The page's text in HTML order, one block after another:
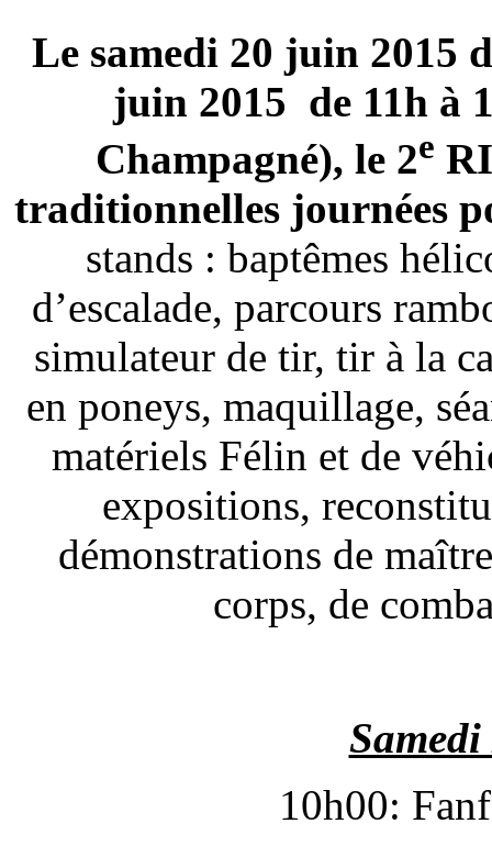
Le samedi 20 juin 2015
juin 2015 de 11h à
Champagné), le 2e
traditionnelles journées
stands : baptêmes
d’escalade, parcours
simulateur de tir, tir à la
en poneys, maquillage,
matériels Félin et de
expositions,
démonstrations de
corps, de
10h00: